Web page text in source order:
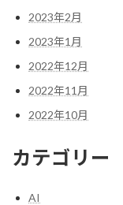
2023年2月
2023年1月
2022年12月
2022年11月
2022年10月
カテゴリー
AI